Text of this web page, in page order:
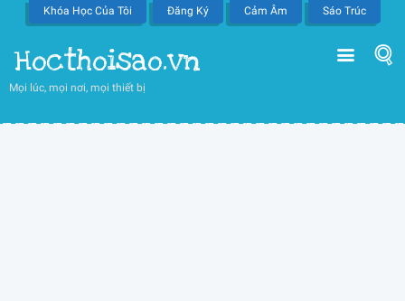
Khóa Học Của Tôi Đăng Ký Cảm Âm Sáo Trúc
Hocthoisao.vn
Mọi lúc, mọi nơi, mọi thiết bị